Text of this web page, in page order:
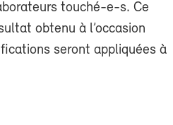
touché-e-s. Ce
obtenu à l’occasion
seront appliquées à